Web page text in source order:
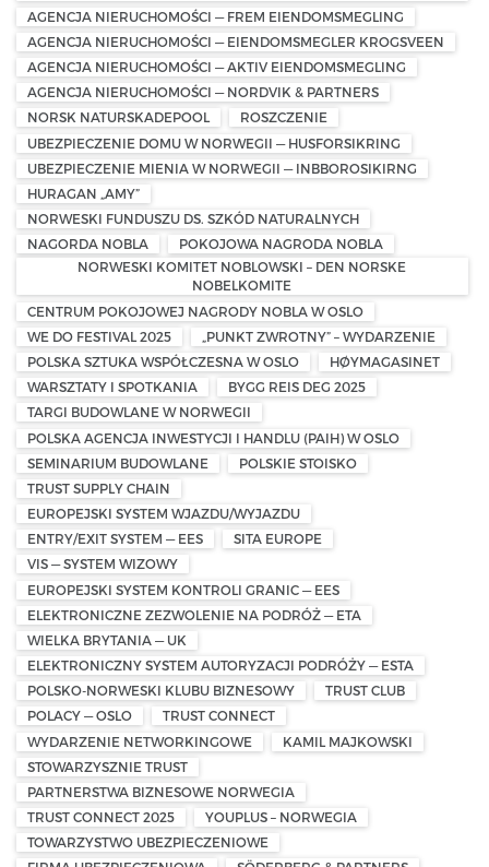
AGENCJA NIERUCHOMOŚCI — FREM EIENDOMSMEGLING
AGENCJA NIERUCHOMOŚCI — EIENDOMSMEGLER KROGSVEEN
AGENCJA NIERUCHOMOŚCI — AKTIV EIENDOMSMEGLING
AGENCJA NIERUCHOMOŚCI — NORDVIK & PARTNERS
NORSK NATURSKADEPOOL
ROSZCZENIE
UBEZPIECZENIE DOMU W NORWEGII — HUSFORSIKRING
UBEZPIECZENIE MIENIA W NORWEGII — INBBOROSIKIRNG
HURAGAN „AMY”
NORWESKI FUNDUSZU DS. SZKÓD NATURALNYCH
NAGORDA NOBLA
POKOJOWA NAGRODA NOBLA
NORWESKI KOMITET NOBLOWSKI – DEN NORSKE
NOBELKOMITE
CENTRUM POKOJOWEJ NAGRODY NOBLA W OSLO
WE DO FESTIVAL 2025
„PUNKT ZWROTNY” – WYDARZENIE
POLSKA SZTUKA WSPÓŁCZESNA W OSLO
HØYMAGASINET
WARSZTATY I SPOTKANIA
BYGG REIS DEG 2025
TARGI BUDOWLANE W NORWEGII
POLSKA AGENCJA INWESTYCJI I HANDLU (PAIH) W OSLO
SEMINARIUM BUDOWLANE
POLSKIE STOISKO
TRUST SUPPLY CHAIN
EUROPEJSKI SYSTEM WJAZDU/WYJAZDU
ENTRY/EXIT SYSTEM — EES
SITA EUROPE
VIS — SYSTEM WIZOWY
EUROPEJSKI SYSTEM KONTROLI GRANIC — EES
ELEKTRONICZNE ZEZWOLENIE NA PODRÓŻ — ETA
WIELKA BRYTANIA — UK
ELEKTRONICZNY SYSTEM AUTORYZACJI PODRÓŻY — ESTA
POLSKO-NORWESKI KLUBU BIZNESOWY
TRUST CLUB
POLACY — OSLO
TRUST CONNECT
WYDARZENIE NETWORKINGOWE
KAMIL MAJKOWSKI
STOWARZYSZNIE TRUST
PARTNERSTWA BIZNESOWE NORWEGIA
TRUST CONNECT 2025
YOUPLUS – NORWEGIA
TOWARZYSTWO UBEZPIECZENIOWE